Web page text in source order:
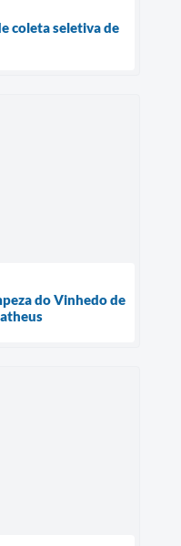
coleta seletiva de
do Vinhedo de